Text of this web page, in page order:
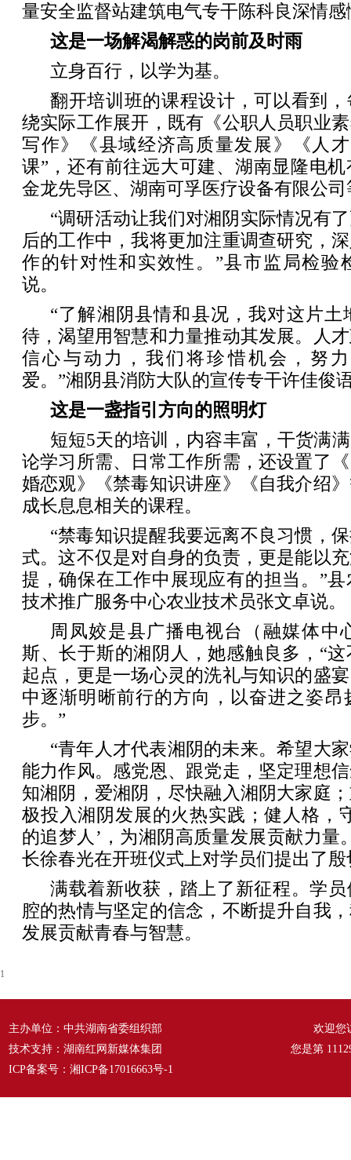
量安全监督站建筑电气专干陈科良深情感
这是一场解渴解惑的岗前及时雨
立身百行，以学为基。
翻开培训班的课程设计，可以看到
绕实际工作展开，既有《公职人员职业
写作》《县域经济高质量发展》《人
课”，还有前往远大可建、湖南显隆电
金龙先导区、湖南可孚医疗设备有限公
“调研活动让我们对湘阴实际情况有
后的工作中，我将更加注重调查研究，
作的针对性和实效性。”县市监局检验
说。
“了解湘阴县情和县况，我对这片
待，渴望用智慧和力量推动其发展。人
信心与动力，我们将珍惜机会，努
爱。”湘阴县消防大队的宣传专干许佳俊
这是一盏指引方向的照明灯
短短5天的培训，内容丰富，干货满
论学习所需、日常工作所需，还设置了
婚恋观》《禁毒知识讲座》《自我介绍
成长息息相关的课程。
“禁毒知识提醒我要远离不良习惯，
式。这不仅是对自身的负责，更是能以
提，确保在工作中展现应有的担当。”
技术推广服务中心农业技术员张文卓说。
周凤姣是县广播电视台（融媒体中
斯、长于斯的湘阴人，她感触良多，“
起点，更是一场心灵的洗礼与知识的盛
中逐渐明晰前行的方向，以奋进之姿昂
步。”
“青年人才代表湘阴的未来。希望大
能力作风。感党恩、跟党走，坚定理想
知湘阴，爱湘阴，尽快融入湘阴大家庭
极投入湘阴发展的火热实践；健人格，
的追梦人’，为湘阴高质量发展贡献力量
长徐春光在开班仪式上对学员们提出了
满载着新收获，踏上了新征程。学
腔的热情与坚定的信念，不断提升自我
发展贡献青春与智慧。
1
主办单位：中共湖南省委组织部
技术支持：湖南红网新媒体集团
ICP备案号： 湘ICP备17016663号-1
欢迎您
您是第